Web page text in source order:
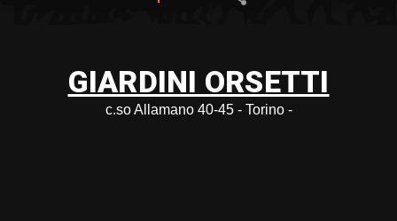
GIARDINI ORSETTI
c.so Allamano 40-45 - Torino -